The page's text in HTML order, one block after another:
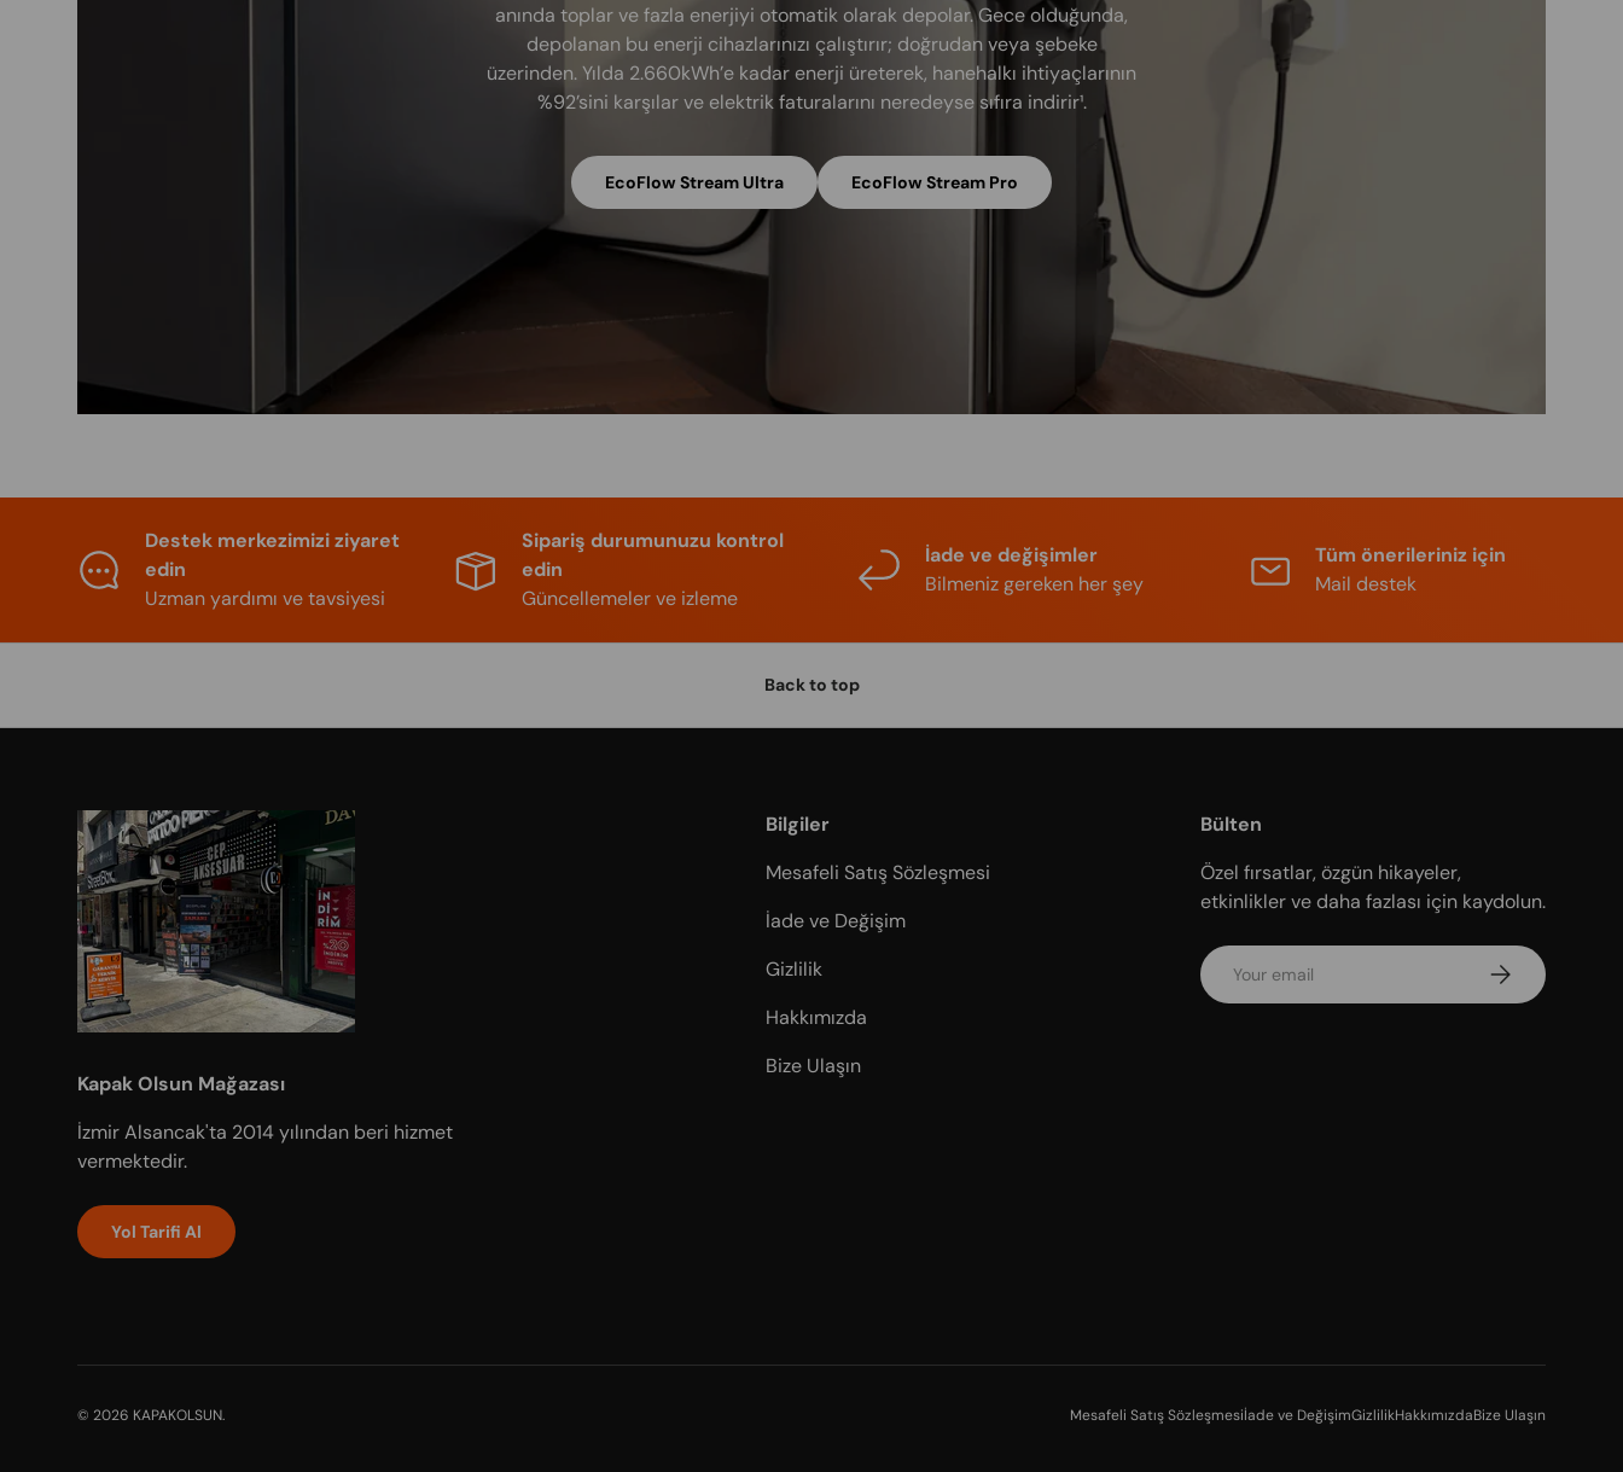
anında toplar ve fazla enerjiyi otomatik olarak depolar. Gece olduğunda,
depolanan bu enerji cihazlarınızı çalıştırır; doğrudan veya şebeke
üzerinden. Yılda 2.660kWh’e kadar enerji üreterek, hanehalkı ihtiyaçlarının
%92’sini karşılar ve elektrik faturalarını neredeyse sıfıra indirir¹.
EcoFlow Stream Ultra EcoFlow Stream Pro
Destek merkezimizi ziyaret
edin
Uzman yardımı ve tavsiyesi
Sipariş durumunuzu kontrol
edin
Güncellemeler ve izleme
İade ve değişimler
Bilmeniz gereken her şey
Tüm önerileriniz için
Mail destek
Back to top
Kapak Olsun Mağazası
İzmir Alsancak'ta 2014 yılından beri hizmet
vermektedir.
Yol Tarifi Al
Bilgiler
Mesafeli Satış Sözleşmesi
İade ve Değişim
Gizlilik
Hakkımızda
Bize Ulaşın
Bülten
Özel fırsatlar, özgün hikayeler,
etkinlikler ve daha fazlası için kaydolun.
Email Subscribe
© 2026 KAPAKOLSUN. Mesafeli Satış Sözleşmesiİade ve DeğişimGizlilikHakkımızdaBize Ulaşın